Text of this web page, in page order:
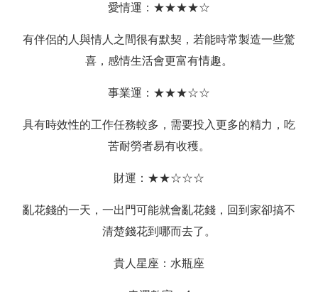
愛情運：★★★★☆
有伴侶的人與情人之間很有默契，若能時常製造一些驚
喜，感情生活會更富有情趣。
事業運：★★★☆☆
具有時效性的工作任務較多，需要投入更多的精力，吃
苦耐勞者易有收穫。
財運：★★☆☆☆
亂花錢的一天，一出門可能就會亂花錢，回到家卻搞不
清楚錢花到哪而去了。
貴人星座：水瓶座